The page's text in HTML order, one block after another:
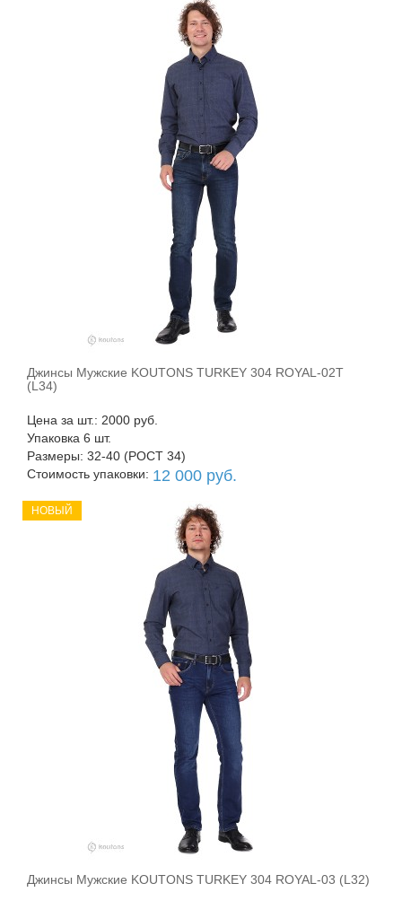
В корзину
Джинсы Мужские KOUTONS TURKEY 304 ROYAL-02T
(L34)
Цена за шт.: 2000 руб.
Упаковка 6 шт.
Размеры: 32-40 (РОСТ 34)
Стоимость упаковки: 12 000 руб.
В корзину
НОВЫЙ
Джинсы Мужские KOUTONS TURKEY 304 ROYAL-03 (L32)